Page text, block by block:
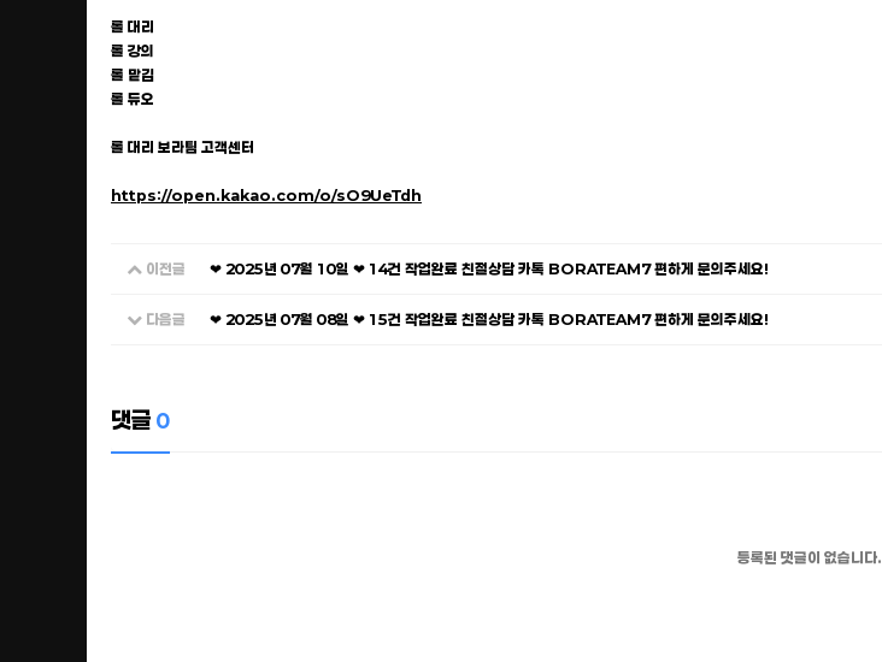
롤 대리
롤 강의
롤 맡김
롤 듀오
롤 대리 보라팀 고객센터
https://open.kakao.com/o/sO9UeTdh
이전글 ❤ 2025년 07월 10일 ❤ 14건 작업완료 친절상담 카톡 BORATEAM7 편하게 문의주세요!
다음글 ❤ 2025년 07월 08일 ❤ 15건 작업완료 친절상담 카톡 BORATEAM7 편하게 문의주세요!
댓글 0
등록된 댓글이 없습니다.